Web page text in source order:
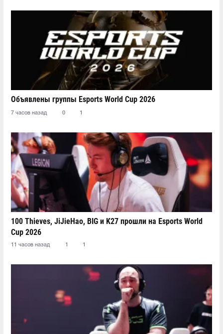
Объявлены группы Esports World Cup 2026
7 часов назад 0 1
100 Thieves, JiJieHao, BIG и K27 прошли на Esports World
Cup 2026
11 часов назад 1 1